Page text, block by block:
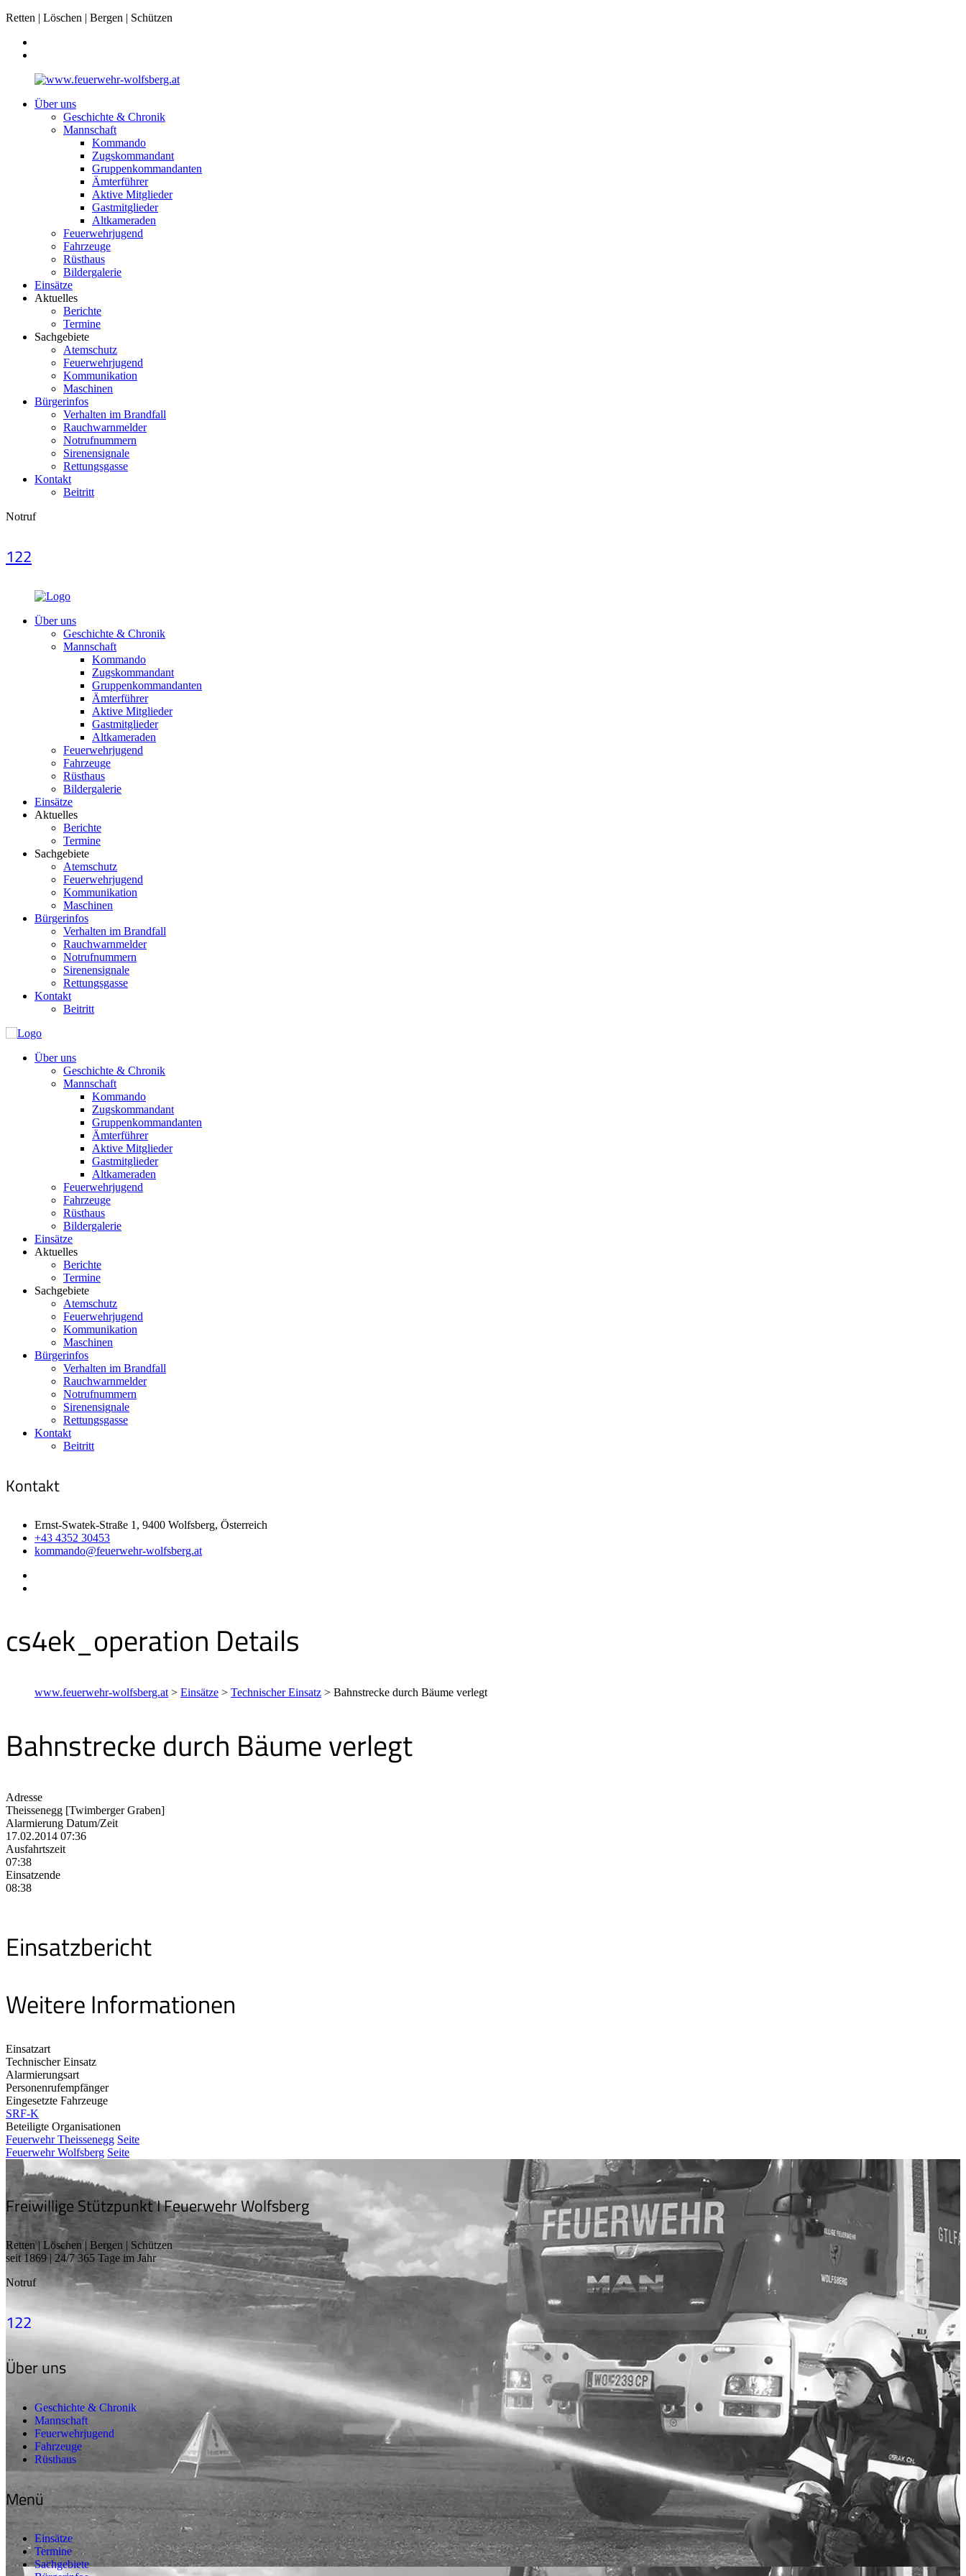
Retten | Löschen | Bergen | Schützen
Über uns
Geschichte & Chronik
Mannschaft
Kommando
Zugskommandant
Gruppenkommandanten
Ämterführer
Aktive Mitglieder
Gastmitglieder
Altkameraden
Feuerwehrjugend
Fahrzeuge
Rüsthaus
Bildergalerie
Einsätze
Aktuelles
Berichte
Termine
Sachgebiete
Atemschutz
Feuerwehrjugend
Kommunikation
Maschinen
Bürgerinfos
Verhalten im Brandfall
Rauchwarnmelder
Notrufnummern
Sirenensignale
Rettungsgasse
Kontakt
Beitritt
Notruf
122
Über uns
Geschichte & Chronik
Mannschaft
Kommando
Zugskommandant
Gruppenkommandanten
Ämterführer
Aktive Mitglieder
Gastmitglieder
Altkameraden
Feuerwehrjugend
Fahrzeuge
Rüsthaus
Bildergalerie
Einsätze
Aktuelles
Berichte
Termine
Sachgebiete
Atemschutz
Feuerwehrjugend
Kommunikation
Maschinen
Bürgerinfos
Verhalten im Brandfall
Rauchwarnmelder
Notrufnummern
Sirenensignale
Rettungsgasse
Kontakt
Beitritt
Über uns
Geschichte & Chronik
Mannschaft
Kommando
Zugskommandant
Gruppenkommandanten
Ämterführer
Aktive Mitglieder
Gastmitglieder
Altkameraden
Feuerwehrjugend
Fahrzeuge
Rüsthaus
Bildergalerie
Einsätze
Aktuelles
Berichte
Termine
Sachgebiete
Atemschutz
Feuerwehrjugend
Kommunikation
Maschinen
Bürgerinfos
Verhalten im Brandfall
Rauchwarnmelder
Notrufnummern
Sirenensignale
Rettungsgasse
Kontakt
Beitritt
Kontakt
Ernst-Swatek-Straße 1, 9400 Wolfsberg, Österreich
+43 4352 30453
kommando@feuerwehr-wolfsberg.at
cs4ek_operation Details
www.feuerwehr-wolfsberg.at > Einsätze > Technischer Einsatz > Bahnstrecke durch Bäume verlegt
Bahnstrecke durch Bäume verlegt
Adresse
Theissenegg [Twimberger Graben]
Alarmierung Datum/Zeit
17.02.2014 07:36
Ausfahrtszeit
07:38
Einsatzende
08:38
Einsatzbericht
Weitere Informationen
Einsatzart
Technischer Einsatz
Alarmierungsart
Personenrufempfänger
Eingesetzte Fahrzeuge
SRF-K
Beteiligte Organisationen
Feuerwehr Theissenegg Seite
Feuerwehr Wolfsberg Seite
Freiwillige Stützpunkt I Feuerwehr Wolfsberg
Retten | Löschen | Bergen | Schützen
seit 1869 | 24/7 365 Tage im Jahr
Notruf
122
Über uns
Geschichte & Chronik
Mannschaft
Feuerwehrjugend
Fahrzeuge
Rüsthaus
Menü
Einsätze
Termine
Sachgebiete